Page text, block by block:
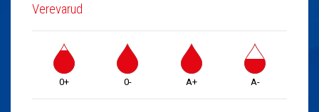
Verevarud
0+ 0- A+ A-